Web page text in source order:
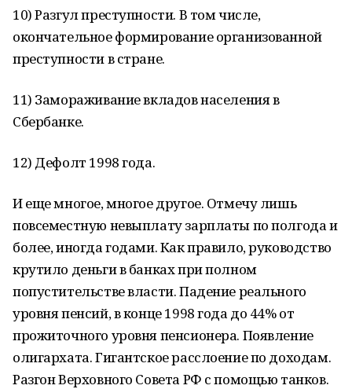
10) Разгул преступности. В том числе,
окончательное формирование организованной
преступности в стране.
11) Замораживание вкладов населения в
Сбербанке.
12) Дефолт 1998 года.
И еще многое, многое другое. Отмечу лишь
повсеместную невыплату зарплаты по полгода и
более, иногда годами. Как правило, руководство
крутило деньги в банках при полном
попустительстве власти. Падение реального
уровня пенсий, в конце 1998 года до 44% от
прожиточного уровня пенсионера. Появление
олигархата. Гигантское расслоение по доходам.
Разгон Верховного Совета РФ с помощью танков.